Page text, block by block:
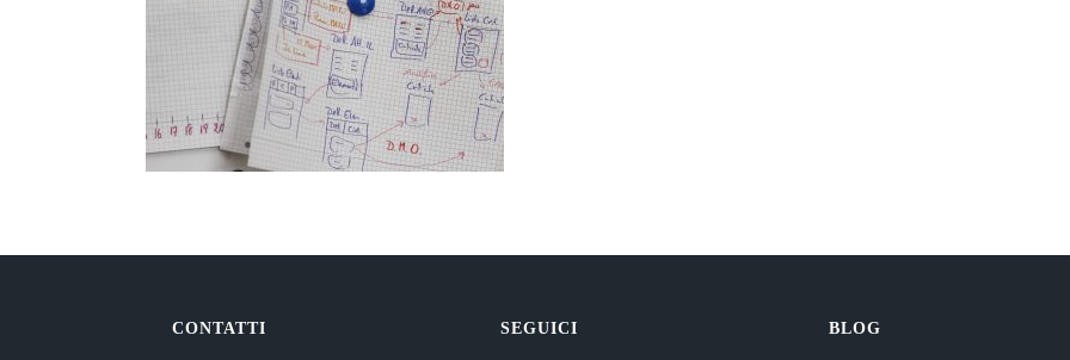
CONTATTI SEGUICI BLOG